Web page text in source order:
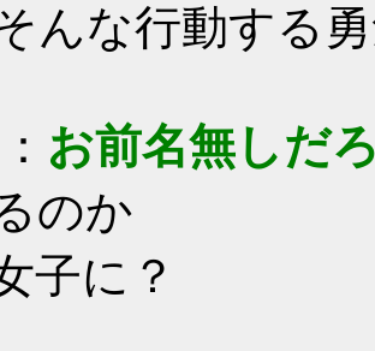
んな行動する
お前名無しだ
のか
子に？